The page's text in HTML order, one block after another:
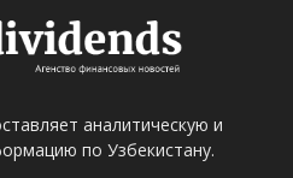
аналитическую и
по Узбекистану.